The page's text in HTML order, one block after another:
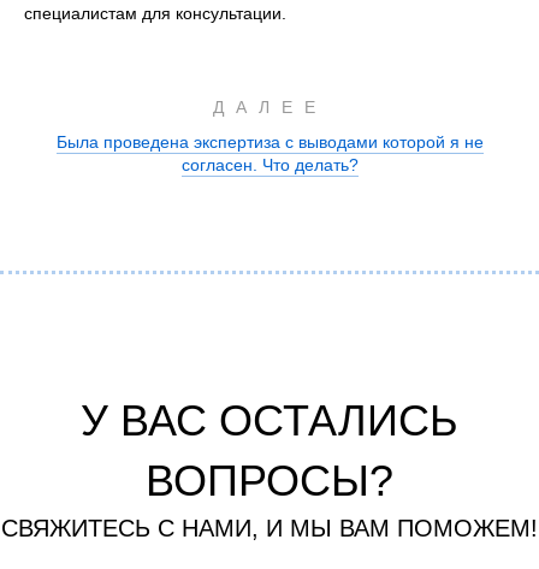
специалистам для консультации.
ДАЛЕЕ
Была проведена экспертиза с выводами которой я не
согласен. Что делать?
У ВАС ОСТАЛИСЬ
ВОПРОСЫ?
СВЯЖИТЕСЬ С НАМИ, И МЫ ВАМ ПОМОЖЕМ!